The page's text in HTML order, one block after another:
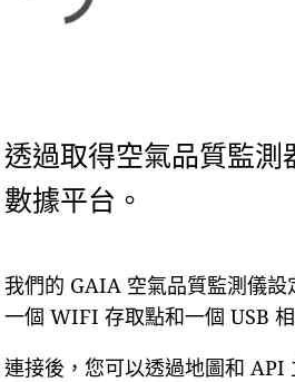
透過取得空氣品質監
數據平台。
我們的 GAIA 空氣品質監測儀設
一個 WIFI 存取點和一個 USB
連接後，您可以透過地圖和 API